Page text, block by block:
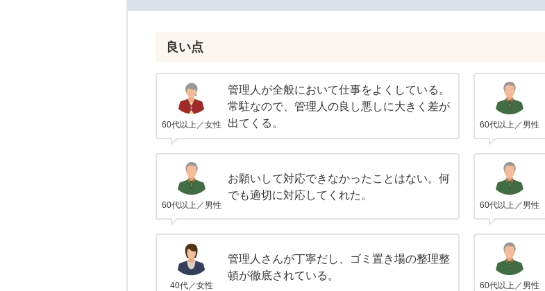
良い点
60代以上／女性
管理人が全般において仕事をよくしている。
常駐なので、管理人の良し悪しに大きく差が
出てくる。
60代以上／男性
60代以上／男性
お願いして対応できなかったことはない。何
でも適切に対応してくれた。
60代以上／男性
40代／女性
管理人さんが丁寧だし、ゴミ置き場の整理整
頓が徹底されている。
60代以上／男性